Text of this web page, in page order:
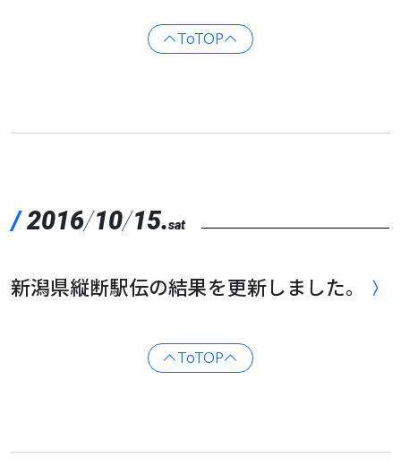
ToTOP
/2016/10/15.sat
新潟県縦断駅伝の結果を更新しました。
ToTOP